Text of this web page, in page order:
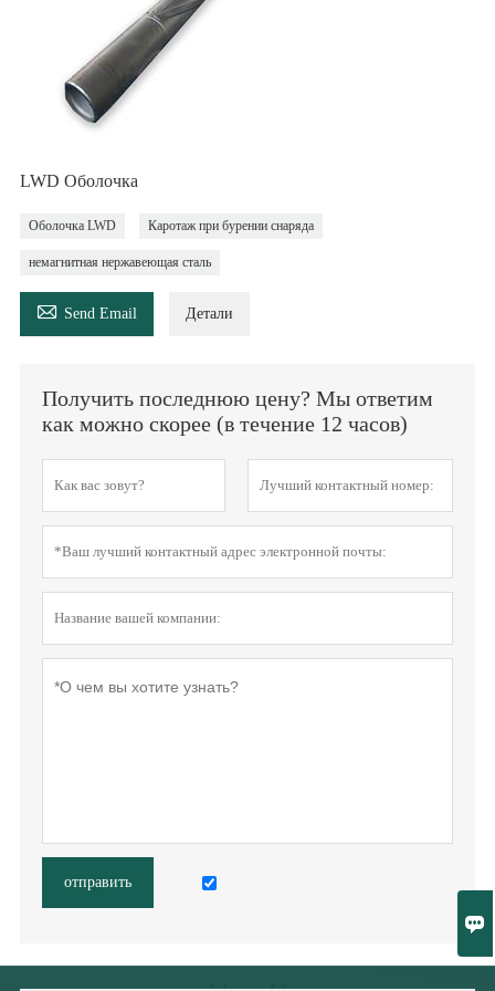

LWD Оболочка
Оболочка LWD Каротаж при бурении снаряда
немагнитная нержавеющая сталь
 Send Email Детали
Получить последнюю цену? Мы ответим
как можно скорее (в течение 12 часов)
отправить